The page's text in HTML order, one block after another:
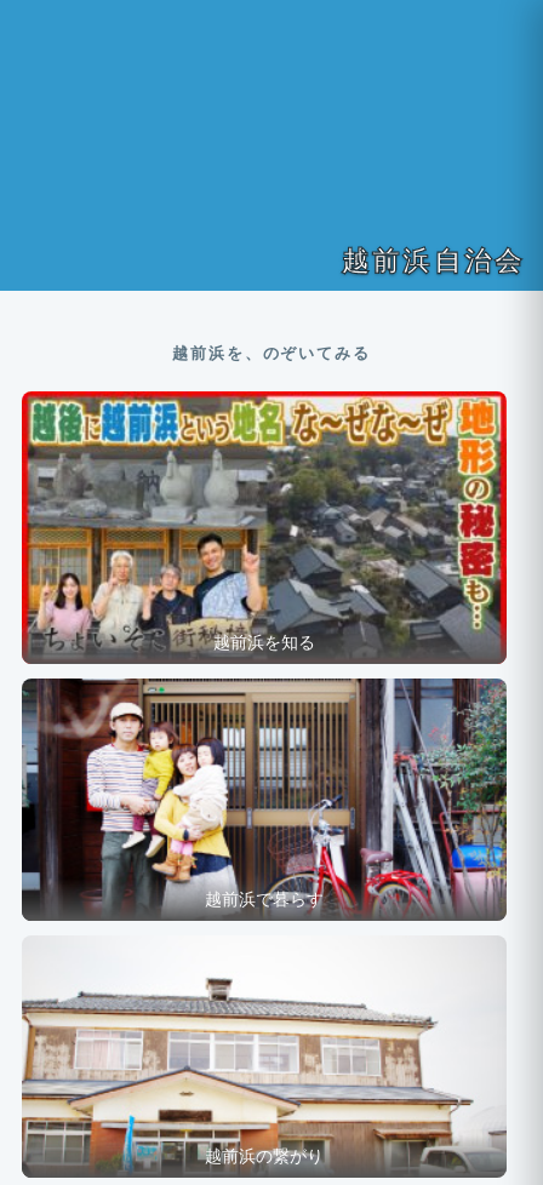
越前浜自治会
越前浜を知る
越前浜で暮らす
越前浜の繋がり